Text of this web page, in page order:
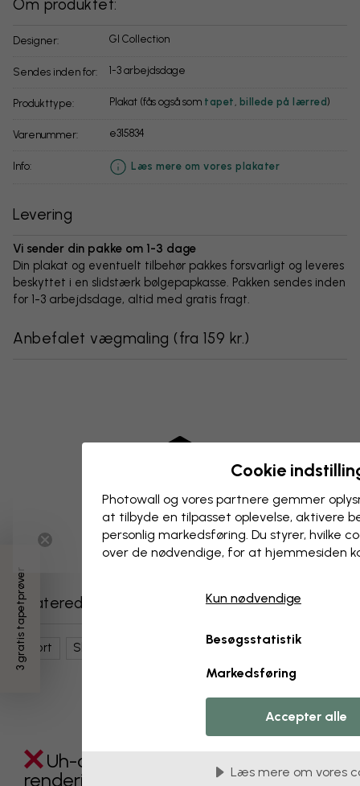
Om produktet:
Designer: GI Collection
Sendes inden for: 1-3 arbejdsdage
Produkttype: Plakat (fås også som tapet billede på lærred)
Varenummer: e315834
info: Læs mere om vores plakater
Levering
Vi sender din pakke om 1-3 dage
Din plakat og eventuelt tilbehør pakkes forsvarligt og leveres
beskyttet i en slidstærk bølgepapkasse. Pakken sendes inden
for 1-3 arbejdsdage, altid med gratis fragt.
Anbefalet vægmaling (fra 159 kr.)
Relaterede kategorier
Sport Skateboarding Børneværelse
Uh-oh something went wrong
rendering this component. Please
Cookie
Photowall og vores partnere gemmer
at tilbyde en tilpasset oplevelse, aktivere
personlig markedsføring. Du styrer, hvilke
over de nødvendige, for at hjemmesiden
Kun nødvendige
Besøgsstatistik
Markedsføring
Accepter alle
Læs mere om vores
3 gratis tapetprøver